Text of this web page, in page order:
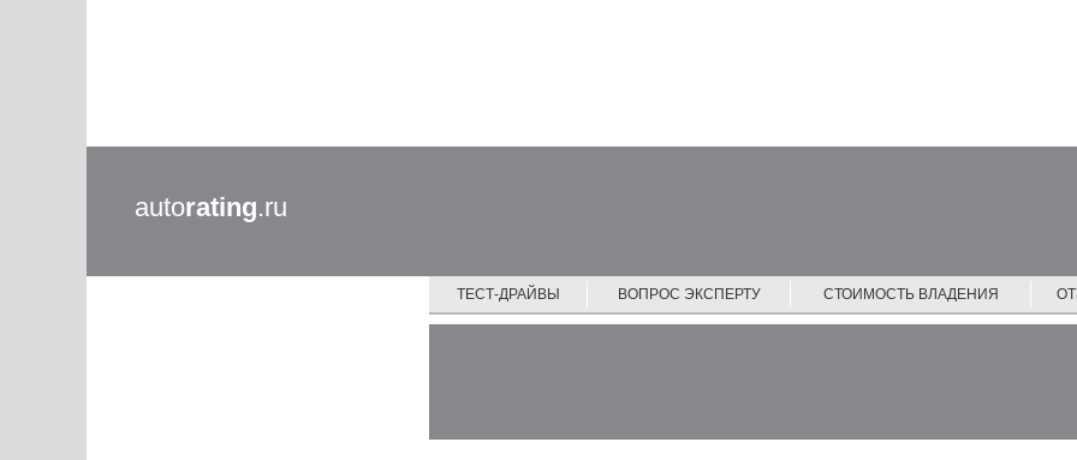
autorating.ru
ТЕСТ-ДРАЙВЫ ВОПРОС ЭКСПЕРТУ СТОИМОСТЬ ВЛАДЕНИЯ